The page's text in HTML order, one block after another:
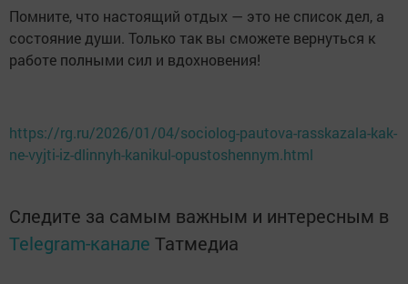
Помните, что настоящий отдых — это не список дел, а
состояние души. Только так вы сможете вернуться к
работе полными сил и вдохновения!
https://rg.ru/2026/01/04/sociolog-pautova-rasskazala-kak-
ne-vyjti-iz-dlinnyh-kanikul-opustoshennym.html
Следите за самым важным и интересным в
Telegram-канале Татмедиа